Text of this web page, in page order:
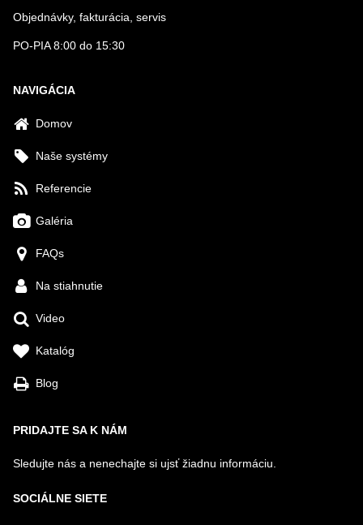
Objednávky, fakturácia, servis
PO-PIA 8:00 do 15:30
NAVIGÁCIA
Domov
Naše systémy
Referencie
Galéria
FAQs
Na stiahnutie
Video
Katalóg
Blog
PRIDAJTE SA K NÁM
Sledujte nás a nenechajte si ujsť žiadnu informáciu.
SOCIÁLNE SIETE